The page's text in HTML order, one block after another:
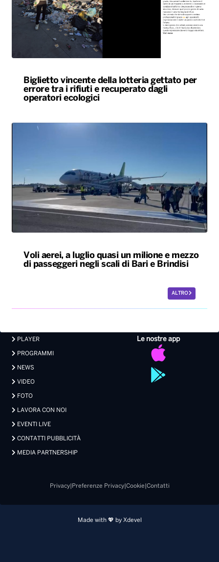
Biglietto vincente della lotteria gettato per
errore tra i rifiuti e recuperato dagli
operatori ecologici
Voli aerei, a luglio quasi un milione e mezzo
di passeggeri negli scali di Bari e Brindisi
ALTRO
Le nostre app
PLAYER
PROGRAMMI
NEWS
VIDEO
FOTO
LAVORA CON NOI
EVENTI LIVE
CONTATTI PUBBLICITÀ
MEDIA PARTNERSHIP
Privacy| Preferenze Privacy| Cookie Contatti
Made with 💖 by Xdevel